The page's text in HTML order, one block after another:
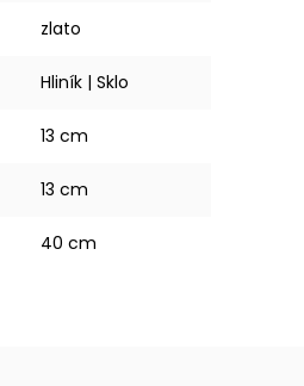
zlato
Hliník | Sklo
13 cm
13 cm
40 cm